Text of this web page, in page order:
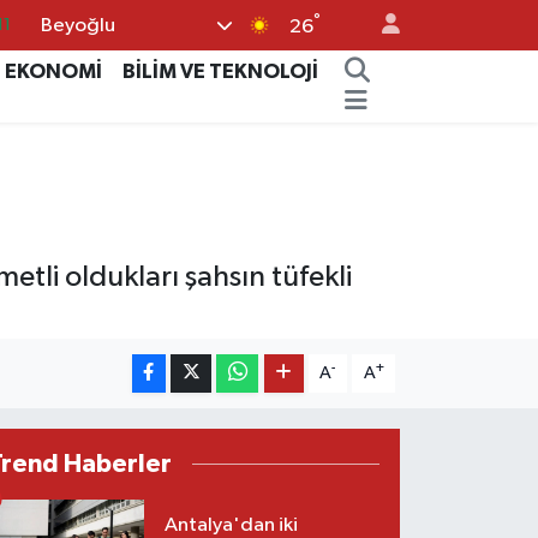
Beyoğlu 26°
EKONOMİ
BİLİM VE TEKNOLOJİ
oldukları şahsın tüfekli
A- A+
Haberler
Antalya'dan iki